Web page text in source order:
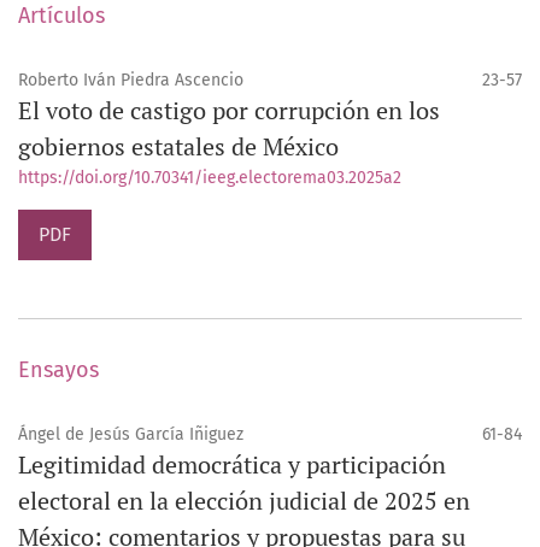
Artículos
Roberto Iván Piedra Ascencio 23-57
El voto de castigo por corrupción en los
gobiernos estatales de México
https://doi.org/10.70341/ieeg.electorema03.2025a2
PDF
Ensayos
Ángel de Jesús García Iñiguez 61-84
Legitimidad democrática y participación
electoral en la elección judicial de 2025 en
México: comentarios y propuestas para su